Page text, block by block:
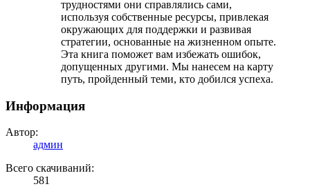
трудностями они справлялись сами,
используя собственные ресурсы, привлекая
окружающих для поддержки и развивая
стратегии, основанные на жизненном опыте.
Эта книга поможет вам избежать ошибок,
допущенных другими. Мы нанесем на карту
путь, пройденный теми, кто добился успеха.
Информация
Автор:
админ
Всего скачиваний:
581